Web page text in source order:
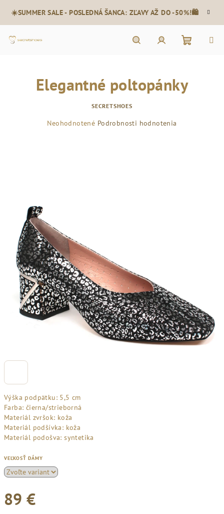
obsah
☀️SUMMER SALE - POSLEDNÁ ŠANCA: ZĽAVY AŽ DO -50%!🛍️
košík
Výška podpätku: 5,5 cm
Farba: čierna/strieborná
Materiál zvršok: koža
Materiál podšívka: koža
Materiál podošva: syntetika
VEĽKOSŤ DÁMY
89 €
Elegantné poltopánky
SECRETSHOES
Priemerné
Neohodnotené Podrobnosti hodnotenia